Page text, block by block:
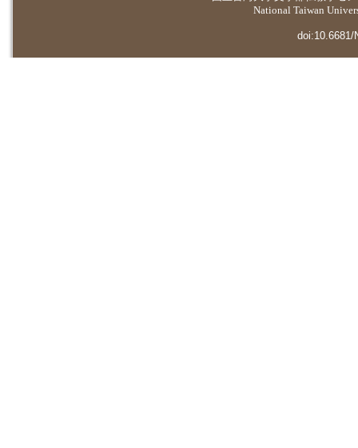
National Taiwan
doi:10.6681/